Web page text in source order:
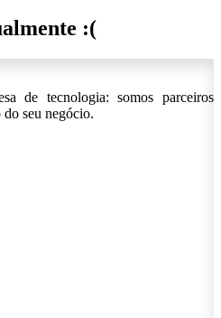
:(
de tecnologia: somos parceiros
do seu negócio.